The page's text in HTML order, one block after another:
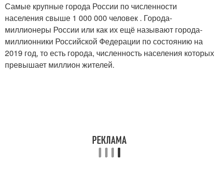
Самые крупные города России по численности
населения свыше 1 000 000 человек . Города-
миллионеры России или как их ещё называют города-
миллионники Российской Федерации по состоянию на
2019 год, то есть города, численность населения которых
превышает миллион жителей.